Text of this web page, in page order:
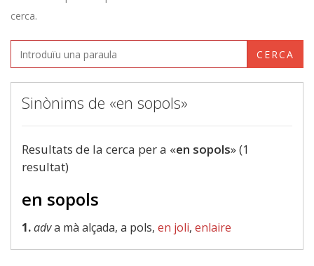
cerca.
CERCA
Sinònims de «en sopols»
Resultats de la cerca per a «en sopols» (1
resultat)
en sopols
1.adva mà alçada, a pols, en joli, enlaire